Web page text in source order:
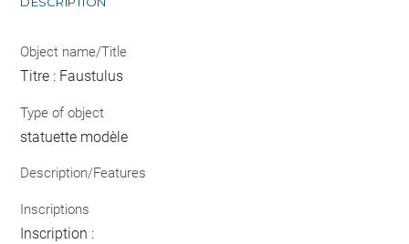
Object name/Title
Titre : Faustulus
Type of object
statuette modèle
Description/Features
Inscriptions
Inscription :